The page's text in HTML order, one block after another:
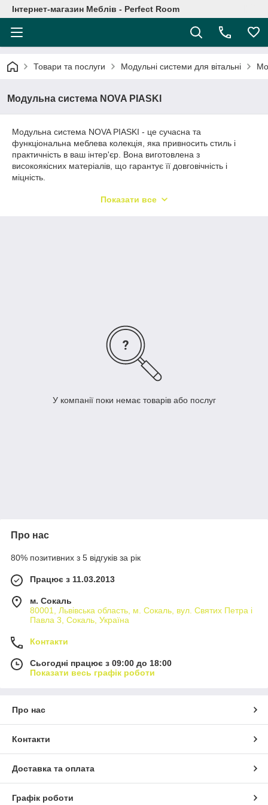
Інтернет-магазин Меблів - Perfect Room
Товари та послуги Модульні системи для вітальні
Модульна система NOVA PIASKI
Модульна система NOVA PIASKI - це сучасна та
функціональна меблева колекція, яка привносить стиль і
практичність в ваш інтер'єр. Вона виготовлена з
високоякісних матеріалів, що гарантує її довговічність і
міцність.
можна комбінувати і змінювати за власним бажанням. Це
зберігати ваші речі організовано і ефективно. Вона ідеально
підходить для використання в спальні, вітальні або кабінеті,
надаючи вам багатофункціональність і зручність.
З модульною системою NOVA PIASKI ви можете створити
ідеальне меблеве рішення, яке відповідає вашим потребам і
чудовою колекцією від виробника Signal.
Показати все
У компанії поки немає товарів або послуг
Про нас
80% позитивних з 5 відгуків за рік
Працює з 11.03.2013
м. Сокаль
80001, Львівська область, м. Сокаль, вул. Святих Петра і
Павла 3, Сокаль, Україна
Контакти
Сьогодні працює з 09:00 до 18:00
Показати весь графік роботи
Про нас
Контакти
Доставка та оплата
Графік роботи